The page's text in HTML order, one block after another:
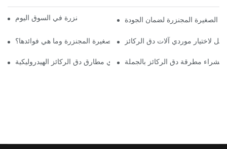
أفضل شاحنات قلابة مجنزرة في السوق اليومالصغيرة المجنزرة لضمان الجودة
ما هي الشاحنة القلابة الصغيرة المجنزرة وما هي فوائدها؟
لاختيار موردي آلات دق الركائز
دليلك لفهم موردي مطارق دق الركائز الهيدروليكيةلشراء مطرقة دق الركائز بالجملة